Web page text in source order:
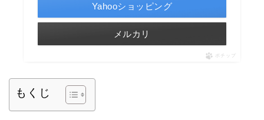
Yahooショッピング
メルカリ
ポチップ
もくじ